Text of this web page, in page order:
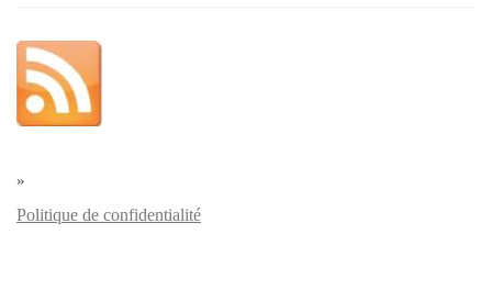
»
Politique de confidentialité